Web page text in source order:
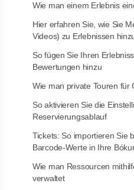
Wie man einem Erlebnis
Hier erfahren Sie, wie Sie
Videos) zu Erlebnissen
So fügen Sie Ihren
Bewertungen hinzu
Wie man private Touren für
So aktivieren Sie die
Reservierungsablauf
Tickets: So importieren Sie
Barcode-Werte in Ihre
Wie man Ressourcen
verwaltet